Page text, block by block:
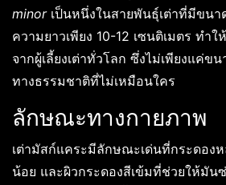
minorเป็นหนึ่งในสายพันธุ์เต่าที่มีขนา
ความยาวเพียง 10-12 เซนติเมตร ทำ
จากผู้เลี้ยงเต่าทั่วโลก ซึ่งไม่เพียงแค่ข
ทางธรรมชาติที่ไม่เหมือนใคร
ลักษณะทางกายภาพ
เต่ามัสก์แคระมีลักษณะเด่นที่กระดอง
น้อย และผิวกระดองสีเข้มที่ช่วยให้มัน